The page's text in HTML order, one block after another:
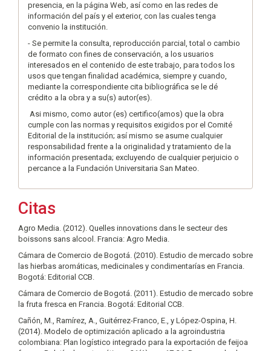
presencia, en la página Web, así como en las redes de
información del país y el exterior, con las cuales tenga
convenio la institución.
- Se permite la consulta, reproducción parcial, total o cambio
de formato con fines de conservación, a los usuarios
interesados en el contenido de este trabajo, para todos los
usos que tengan finalidad académica, siempre y cuando,
mediante la correspondiente cita bibliográfica se le dé
crédito a la obra y a su(s) autor(es).
Asi mismo, como autor (es) certifico(amos) que la obra
cumple con las normas y requisitos exigidos por el Comité
Editorial de la institución; así mismo se asume cualquier
responsabilidad frente a la originalidad y tratamiento de la
información presentada; excluyendo de cualquier perjuicio o
percance a la Fundación Universitaria San Mateo.
Citas
Agro Media. (2012). Quelles innovations dans le secteur des
boissons sans alcool. Francia: Agro Media.
Cámara de Comercio de Bogotá. (2010). Estudio de mercado sobre
las hierbas aromáticas, medicinales y condimentarías en Francia.
Bogotá: Editorial CCB.
Cámara de Comercio de Bogotá. (2011). Estudio de mercado sobre
la fruta fresca en Francia. Bogotá: Editorial CCB.
Cañón, M., Ramírez, A., Guitérrez-Franco, E., y López-Ospina, H.
(2014). Modelo de optimización aplicado a la agroindustria
colombiana: Plan logístico integrado para la exportación de feijoa